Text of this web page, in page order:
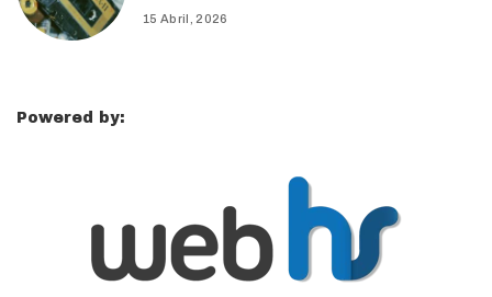
15 Abril, 2026
Powered by: